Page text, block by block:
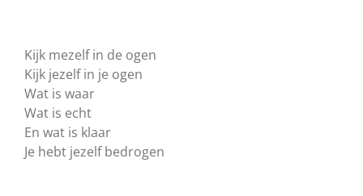
Kijk mezelf in de ogen
Kijk jezelf in je ogen
Wat is waar
Wat is echt
En wat is klaar
Je hebt jezelf bedrogen